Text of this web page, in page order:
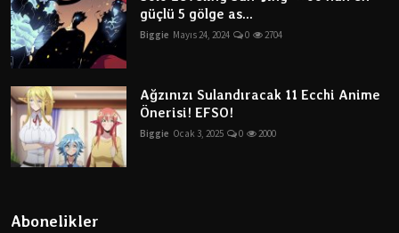
güçlü 5 gölge as...
Biggie Mayıs 24, 2024 0 2704
Ağzınızı Sulandıracak 11 Ecchi Anime
Önerisi! EFSO!
Biggie Ocak 3, 2025 0 2000
Abonelikler